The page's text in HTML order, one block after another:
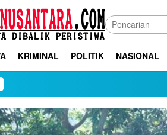
KRIMINAL POLITIK NASIONAL